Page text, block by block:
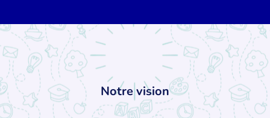
Notre vision